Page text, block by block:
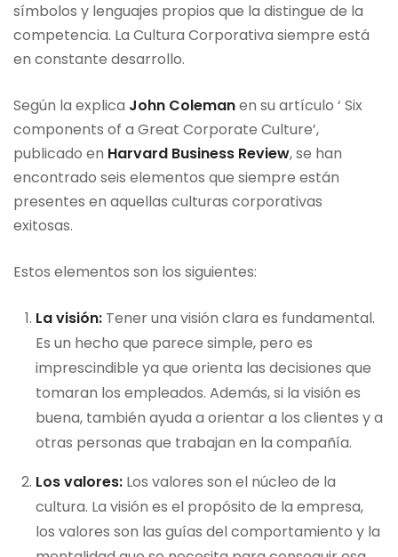
símbolos y lenguajes propios que la distingue de la
competencia. La Cultura Corporativa siempre está
en constante desarrollo.
Según la explica John Colemanen su artículo ‘ Six
components of a Great Corporate Culture’,
publicado en Harvard Business Review, se han
encontrado seis elementos que siempre están
presentes en aquellas culturas corporativas
exitosas.
Estos elementos son los siguientes:
La visión: Tener una visión clara es fundamental.
Es un hecho que parece simple, pero es
imprescindible ya que orienta las decisiones que
tomaran los empleados. Además, si la visión es
buena, también ayuda a orientar a los clientes y a
otras personas que trabajan en la compañía.
Los valores: Los valores son el núcleo de la
cultura. La visión es el propósito de la empresa,
los valores son las guías del comportamiento y la